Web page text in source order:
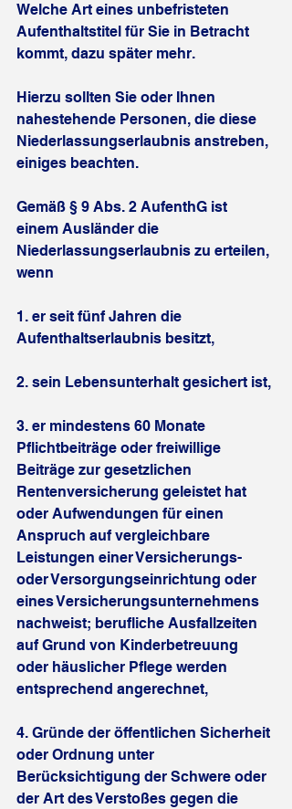
Welche Art eines unbefristeten
Aufenthaltstitel für Sie in Betracht
kommt, dazu später mehr.
Hierzu sollten Sie oder Ihnen
nahestehende Personen, die diese
Niederlassungserlaubnis anstreben,
einiges beachten.
Gemäß § 9 Abs. 2 AufenthG ist
einem Ausländer die
Niederlassungserlaubnis zu erteilen,
wenn
1. er seit fünf Jahren die
Aufenthaltserlaubnis besitzt,
2. sein Lebensunterhalt gesichert ist,
3. er mindestens 60 Monate
Pflichtbeiträge oder freiwillige
Beiträge zur gesetzlichen
Rentenversicherung geleistet hat
oder Aufwendungen für einen
Anspruch auf vergleichbare
Leistungen einer Versicherungs-
oder Versorgungseinrichtung oder
eines Versicherungsunternehmens
nachweist; berufliche Ausfallzeiten
auf Grund von Kinderbetreuung
oder häuslicher Pflege werden
entsprechend angerechnet,
4. Gründe der öffentlichen Sicherheit
oder Ordnung unter
Berücksichtigung der Schwere oder
der Art des Verstoßes gegen die